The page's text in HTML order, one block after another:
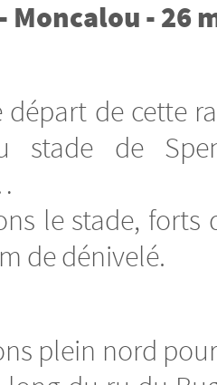
- 26
départ de cette
stade de
le stade, forts
de dénivelé.
plein nord